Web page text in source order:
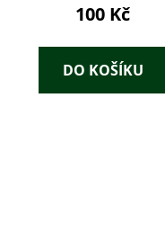
100 Kč
DO KOŠÍKU